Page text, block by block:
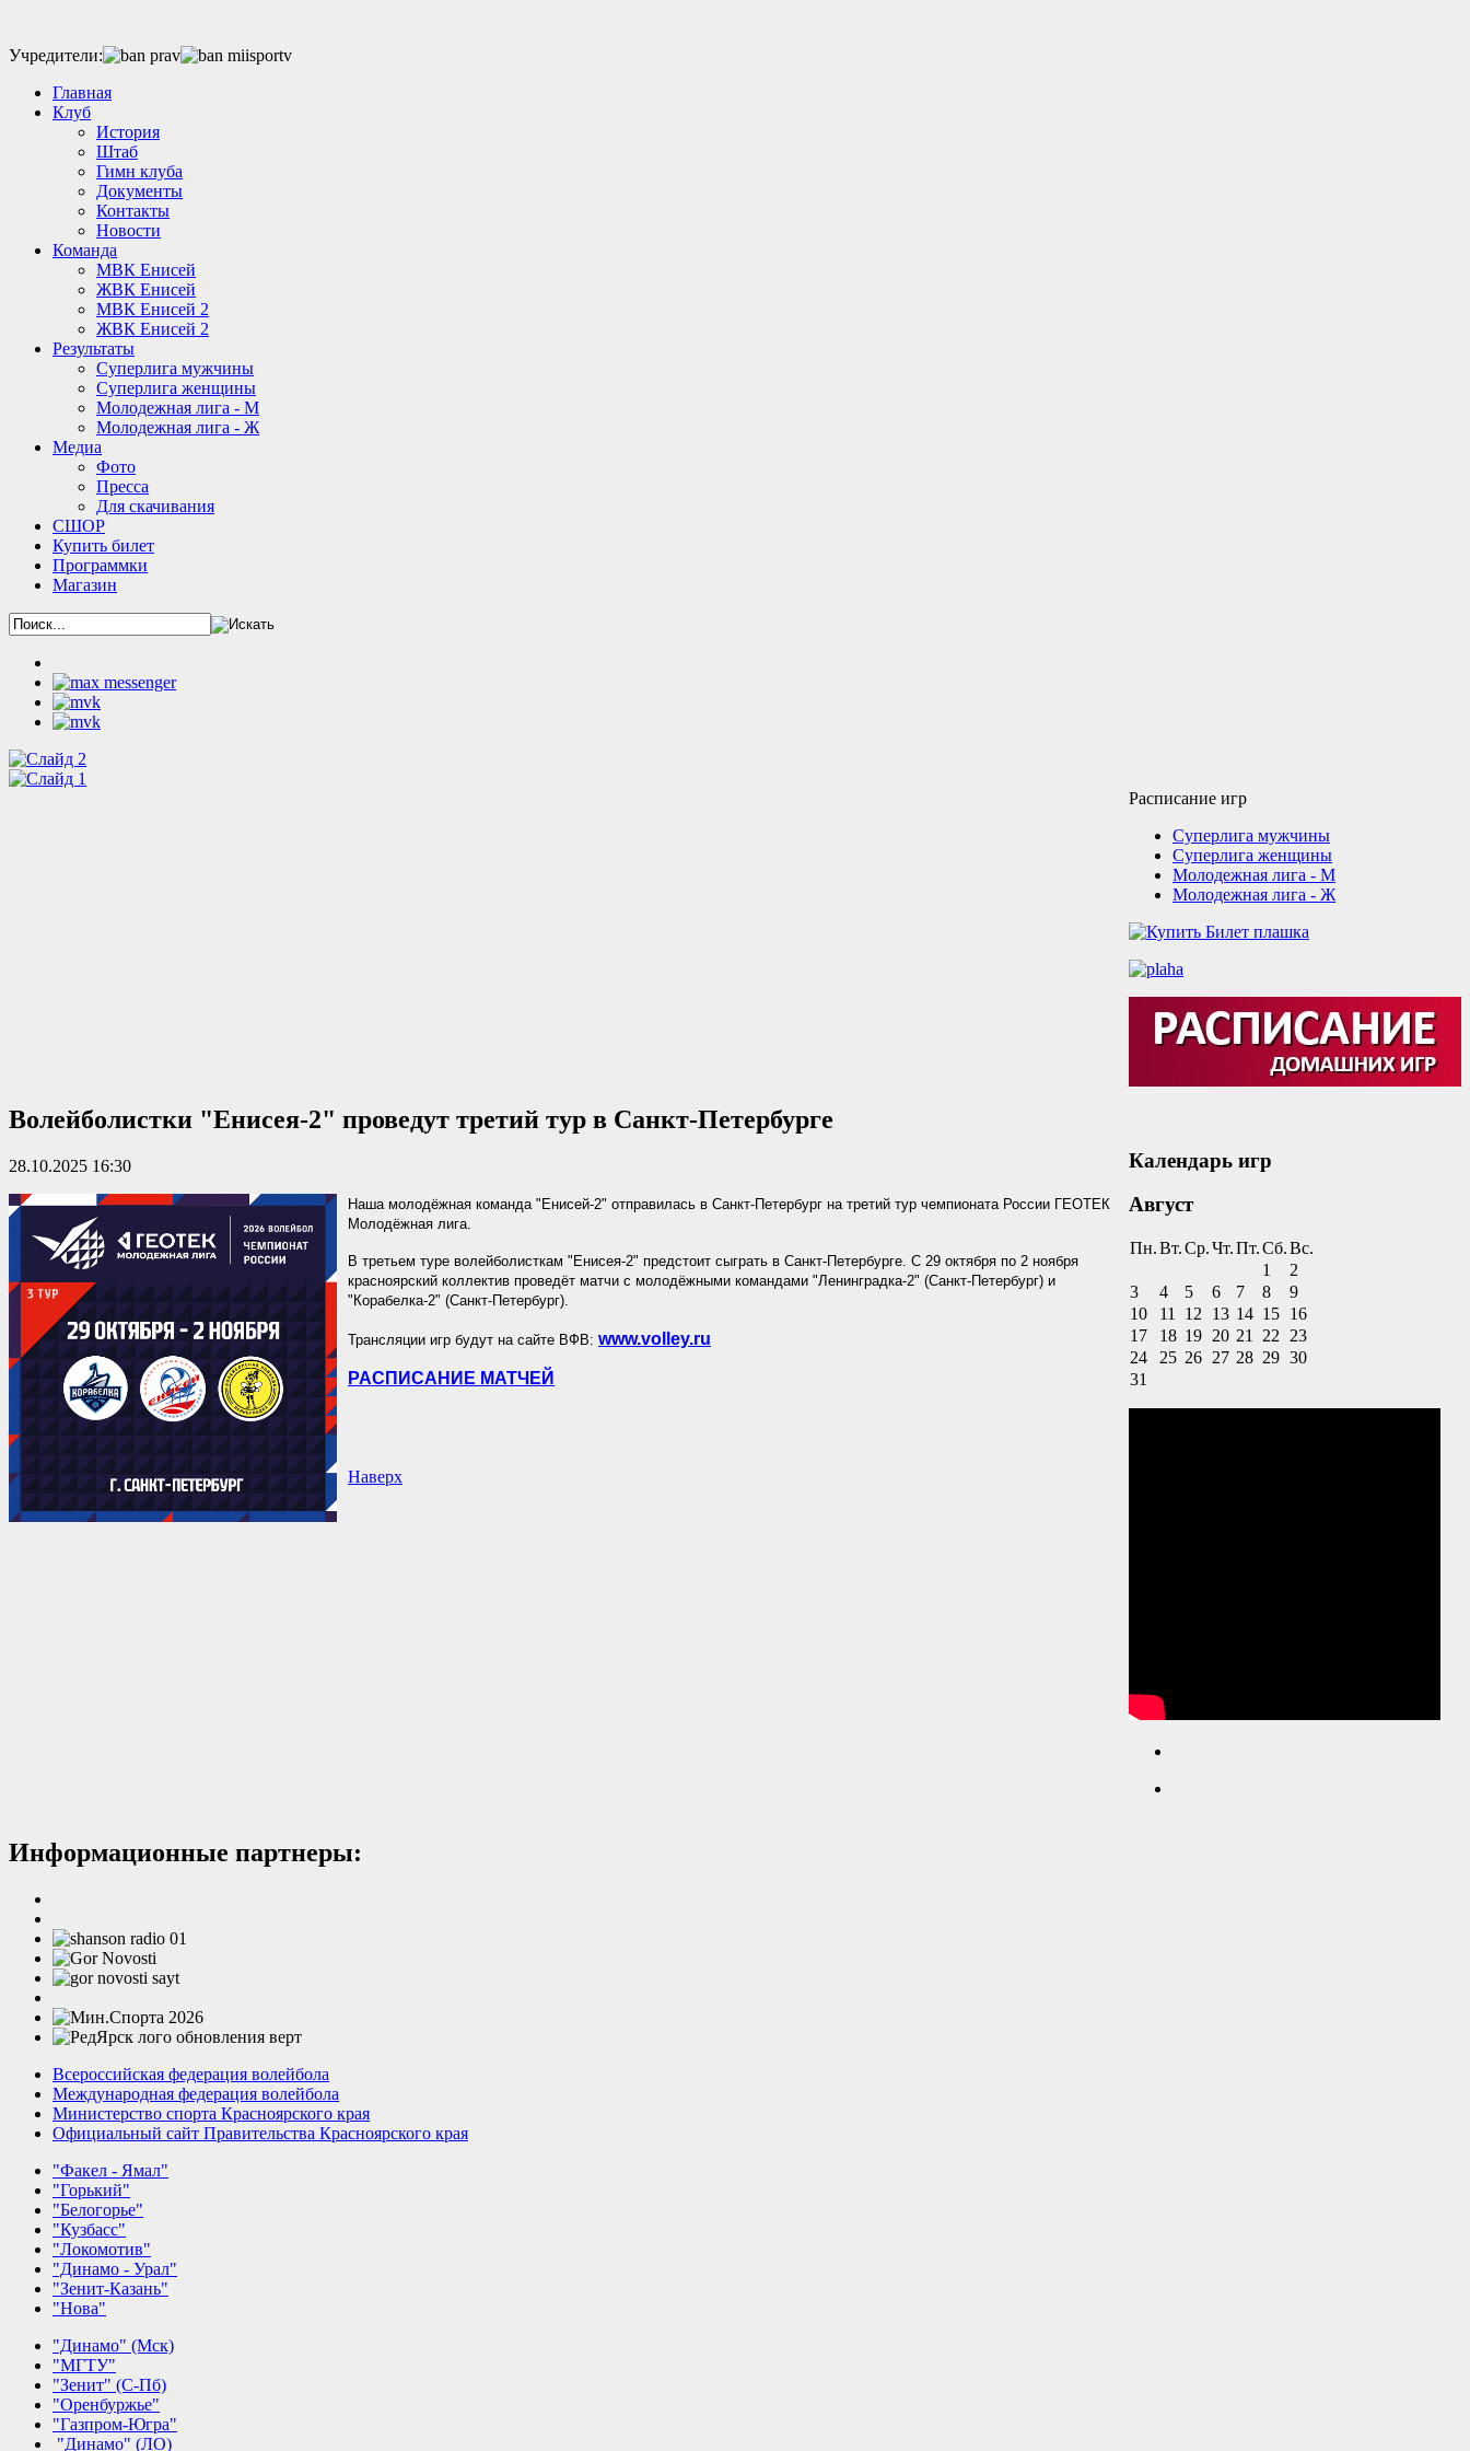
Учредители:
Главная
Клуб
История
Штаб
Гимн клуба
Документы
Контакты
Новости
Команда
МВК Енисей
ЖВК Енисей
МВК Енисей 2
ЖВК Енисей 2
Результаты
Суперлига мужчины
Суперлига женщины
Молодежная лига - М
Молодежная лига - Ж
Медиа
Фото
Пресса
Для скачивания
СШОР
Купить билет
Программки
Магазин
Волейболистки "Енисея-2" проведут третий тур в Санкт-Петербурге
28.10.2025 16:30
Наша молодёжная команда "Енисей-2" отправилась в Санкт-Петербург на третий тур чемпионата России ГЕОТЕК
Молодёжная лига.
В третьем туре волейболисткам "Енисея-2" предстоит сыграть в Санкт-Петербурге. С 29 октября по 2 ноября
красноярский коллектив проведёт матчи с молодёжными командами "Ленинградка-2" (Санкт-Петербург) и
"Корабелка-2" (Санкт-Петербург).
Трансляции игр будут на сайте ВФВ: www.volley.ru
РАСПИСАНИЕ МАТЧЕЙ
Наверх
Расписание игр
Суперлига мужчины
Суперлига женщины
Молодежная лига - М
Молодежная лига - Ж
Календарь игр
Август
Пн.Вт.Ср.Чт.Пт.Сб.Вс.
1
2
3
4 5 6 7 8
9
10
11 12 13 14 15 16
17
18 19 20 21 22
23
24
25 26 27 28 29 30
31
Информационные партнеры:
Всероссийская федерация волейбола
Международная федерация волейбола
Министерство спорта Красноярского края
Официальный сайт Правительства Красноярского края
"Факел - Ямал"
"Горький"
"Белогорье"
"Кузбасс"
"Локомотив"
"Динамо - Урал"
"Зенит-Казань"
"Нова"
"Динамо" (Мск)
"МГТУ"
"Зенит" (С-Пб)
"Оренбуржье"
"Газпром-Югра"
"Динамо" (ЛО)